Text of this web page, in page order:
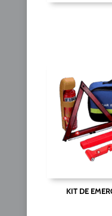
KIT DE